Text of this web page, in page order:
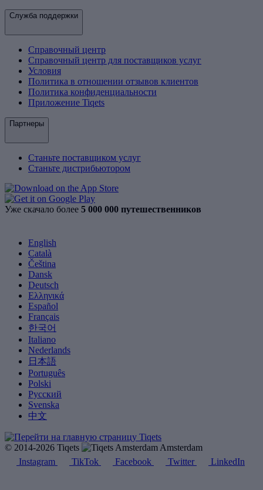
Служба поддержки
Справочный центр
Справочный центр для поставщиков услуг
Условия
Политика в отношении отзывов клиентов
Политика конфиденциальности
Приложение Tiqets
Партнеры
Станьте поставщиком услуг
Станьте дистрибьютором
Уже скачало более 5 000 000 путешественников
English
Català
Čeština
Dansk
Deutsch
Ελληνικά
Español
Français
한국어
Italiano
Nederlands
日本語
Português
Polski
Русский
Svenska
中文
© 2014-2026 Tiqets
Amsterdam
Instagram
TikTok Facebook Twitter LinkedIn